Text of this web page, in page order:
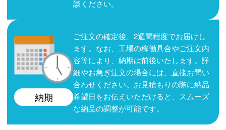
談ください。
納期
ご注文の確定後、2週間程度でお届けし
ます。なお、工場の稼働具合やご注文内
容等により、納期は前後いたします。詳
細やお急ぎ注文の場合には、直接お問い
合わせください。お見積もりの際に納品
希望日をお伝えいただけると、スムーズ
な納品の調整が可能です。